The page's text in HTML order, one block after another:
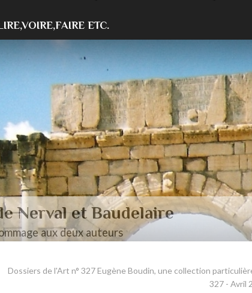
ETC.
de Baudelaire et Nerval
maîtrise
Dossiers de l'Art n° 327 Eugène Boudin, une collection
327 - Avril